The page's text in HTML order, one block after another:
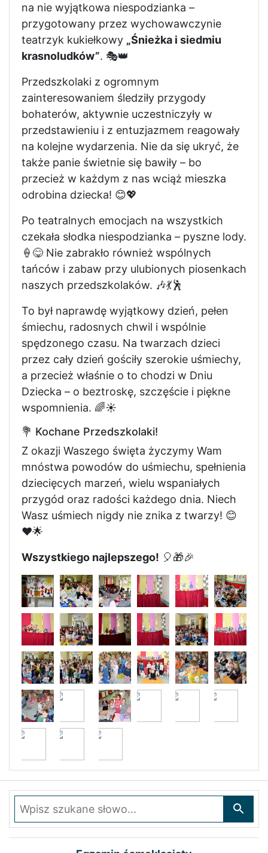
na nie wyjątkowa niespodzianka –
przygotowany przez wychowawczynie
teatrzyk kukiełkowy „Śnieżka i siedmiu
krasnoludków”. 🎭👑
Przedszkolaki z ogromnym
zainteresowaniem śledziły przygody
bohaterów, aktywnie uczestniczyły w
przedstawieniu i z entuzjazmem reagowały
na kolejne wydarzenia. Nie da się ukryć, że
także panie świetnie się bawiły – bo
przecież w każdym z nas wciąż mieszka
odrobina dziecka! 😊💖
Po teatralnych emocjach na wszystkich
czekała słodka niespodzianka – pyszne lody.
🍦😋 Nie zabrakło również wspólnych
tańców i zabaw przy ulubionych piosenkach
naszych przedszkolaków. 🎶💃🕺
To był naprawdę wyjątkowy dzień, pełen
śmiechu, radosnych chwil i wspólnie
spędzonego czasu. Na twarzach dzieci
przez cały dzień gościły szerokie uśmiechy,
a przecież właśnie o to chodzi w Dniu
Dziecka – o beztroskę, szczęście i piękne
wspomnienia. 🌈☀️
💐 Kochane Przedszkolaki!
Z okazji Waszego święta życzymy Wam
mnóstwa powodów do uśmiechu, spełnienia
dziecięcych marzeń, wielu wspaniałych
przygód oraz radości każdego dnia. Niech
Wasz uśmiech nigdy nie znika z twarzy! 😊
❤️🌟
Wszystkiego najlepszego! 🎈🎁🎉
Wpisz szukane słowo